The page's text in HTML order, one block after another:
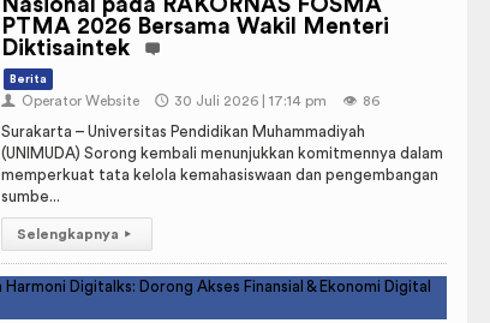
Nasional pada RAKORNAS FOSMA
PTMA 2026 Bersama Wakil Menteri
Diktisaintek
Berita
👤 Operator Website 🕔 30 Juli 2026 | 17:14 pm 👁️ 86
Surakarta – Universitas Pendidikan Muhammadiyah
(UNIMUDA) Sorong kembali menunjukkan komitmennya dalam
memperkuat tata kelola kemahasiswaan dan pengembangan
sumbe...
Selengkapnya ▸